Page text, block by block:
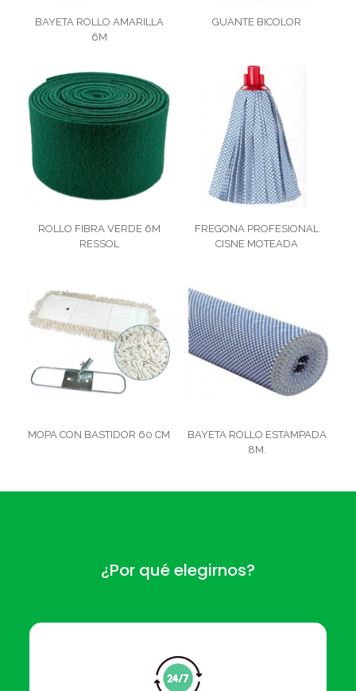
BAYETA ROLLO AMARILLA
6M
GUANTE BICOLOR
ROLLO FIBRA VERDE 6M
RESSOL
FREGONA PROFESIONAL
CISNE MOTEADA
MOPA CON BASTIDOR 60 CM
BAYETA ROLLO ESTAMPADA
8M.
¿Por qué elegirnos?